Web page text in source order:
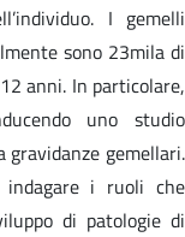
I gemelli
sono 23mila di
anni. In particolare,
uno studio
gemellari.
i ruoli che
di patologie di